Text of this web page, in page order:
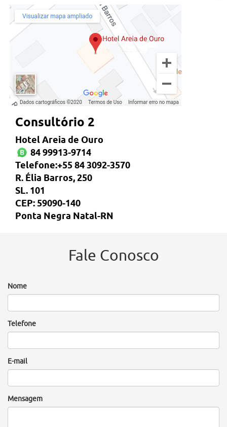
Consultório 2
Hotel Areia de Ouro
84 99913-9714
Telefone:+55 84 3092-3570
R. Élia Barros, 250
SL. 101
CEP: 59090-140
Ponta Negra Natal-RN
Fale Conosco
Nome
Telefone
E-mail
Mensagem